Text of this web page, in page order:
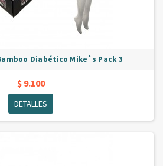
Diabético Mike`s Pack 3
$ 9.100
DETALLES